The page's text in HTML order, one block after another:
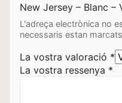
New Jersey – Blanc –
L'adreça electrònica no
necessaris estan
La vostra valoració *
La vostra ressenya *